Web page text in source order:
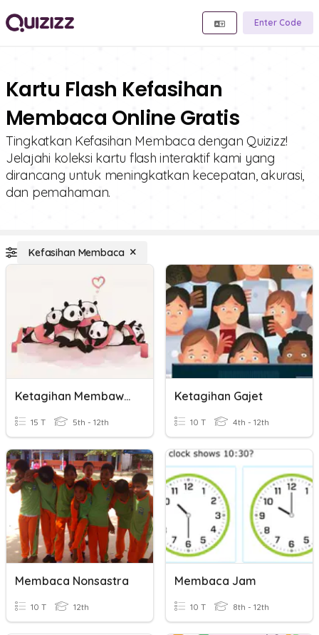
Enter Code
Kartu Flash Kefasihan
Membaca Online Gratis
Tingkatkan Kefasihan Membaca dengan Quizizz!
Jelajahi koleksi kartu flash interaktif kami yang
dirancang untuk meningkatkan kecepatan, akurasi,
dan pemahaman.
Kefasihan Membaca
Ketagihan Membawa Mudarat
15 T 5th - 12th
Ketagihan Gajet
10 T 4th - 12th
Membaca Nonsastra
10 T 12th
Membaca Jam
10 T 8th - 12th